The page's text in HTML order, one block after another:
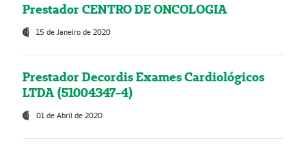
Prestador CENTRO DE ONCOLOGIA
15 de Janeiro de 2020
Prestador Decordis Exames Cardiológicos
LTDA (51004347-4)
01 de Abril de 2020